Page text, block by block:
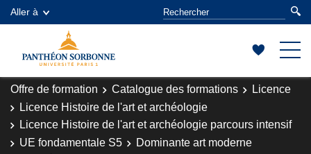
Aller à
Offre de formation Catalogue des formations
Licence
Licence Histoire de l'art et archéologie
Licence Histoire de l'art et archéologie parcours intensif
UE fondamentale S5
Dominante art moderne